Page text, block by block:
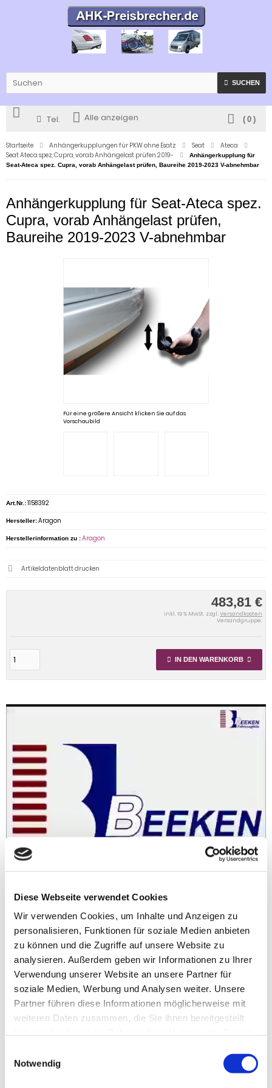
Diese Webseite verwendet Cookies
Wir verwenden Cookies, um Inhalte und Anzeigen zu
personalisieren, Funktionen für soziale Medien anbieten
zu können und die Zugriffe auf unsere Website zu
analysieren. Außerdem geben wir Informationen zu Ihrer
Verwendung unserer Website an unsere Partner für
soziale Medien, Werbung und Analysen weiter. Unsere
Partner führen diese Informationen möglicherweise mit
weiteren Daten zusammen, die Sie ihnen bereitgestellt
Notwendig
SUCHEN
Tel. Alle anzeigen ( 0 )
Startseite Anhängerkupplungen für PKW ohne Esatz Seat
Ateca
Seat Ateca spez, Cupra, vorab Anhängelast prüfen 2019-
Anhängerkupplung für
Seat-Ateca spez. Cupra, vorab Anhängelast prüfen, Baureihe 2019-2023 V-abnehmbar
Anhängerkupplung für Seat-Ateca spez.
Cupra, vorab Anhängelast prüfen,
Baureihe 2019-2023 V-abnehmbar
Für eine größere Ansicht klicken Sie auf das
Vorschaubild
483,81 €
inkl. 19 % MwSt. zzgl. Versandkosten
Versandgruppe:
IN DEN WARENKORB
Art.Nr.:1158392
Hersteller:Aragon
Herstellerinformation zu :Aragon
Artikeldatenblatt drucken
PRODUKTBESCHREIBUNG
Anhängerkupplung für Seat Ateca Cupra: Anhängerkupplung
vertikal abnehmbar, Comfortverschluss- automatic,
abschließbar, ähnlich Abbildung. Lieferumfang für die Montage:
Komplette AHK incl. Querträger, Befestigungsteile,
Kupplungskugel, Schraubensatz, Nachrüsten Montageanleitung
u. Gutachten. Bei Fragen zur ausgewählten Anhängerkupplung
Stützlast: 130 kg